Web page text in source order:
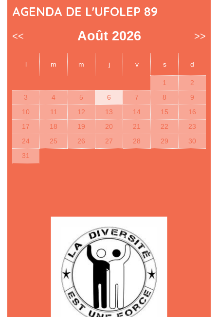
AGENDA DE L'UFOLEP 89
<< Août 2026 >>
l m m j v s d
1
2
3
4 5 6 7 8
9
10
11 12 13 14 15
16
17
18 19 20 21 22
23
24
25 26 27 28 29
30
31